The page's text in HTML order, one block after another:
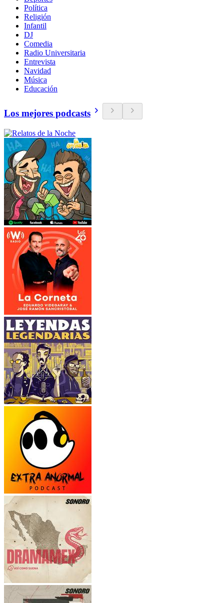
Política
Religión
Infantil
DJ
Comedia
Radio Universitaria
Entrevista
Navidad
Música
Educación
Los mejores podcasts